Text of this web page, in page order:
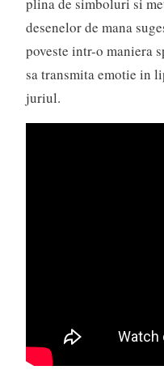
plina de simboluri si
desenelor de mana
poveste intr-o maniera
sa transmita emotie in
juriul.